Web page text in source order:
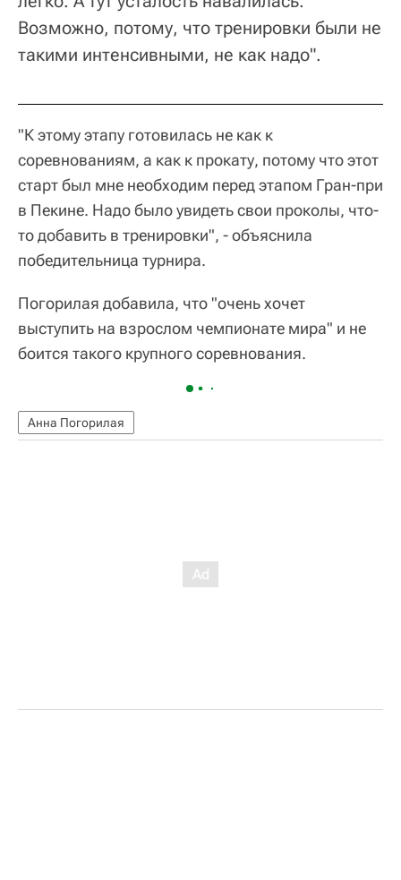
Возможно, потому, что тренировки были не
такими интенсивными, не как надо".
"К этому этапу готовилась не как к
соревнованиям, а как к прокату, потому что этот
старт был мне необходим перед этапом Гран-при
в Пекине. Надо было увидеть свои проколы, что-
то добавить в тренировки", - объяснила
победительница турнира.
Погорилая добавила, что "очень хочет
выступить на взрослом чемпионате мира" и не
боится такого крупного соревнования.
Анна Погорилая